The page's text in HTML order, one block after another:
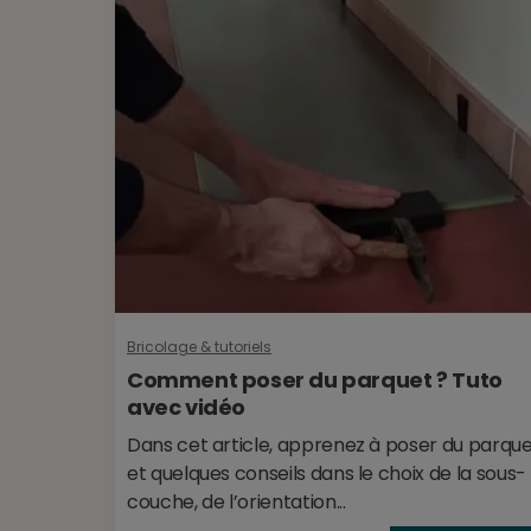
Bricolage & tutoriels
Comment poser du parquet ? Tuto
avec vidéo
Dans cet article, apprenez à poser du
et quelques conseils dans le choix de la sous-
couche, de l’orientation...